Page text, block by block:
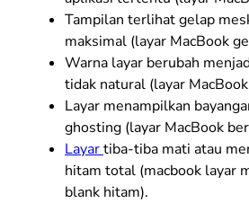
Tampilan terlihat gelap
maksimal (layar MacBook
Warna layar berubah
tidak natural (layar
Layar menampilkan
ghosting (layar MacBook
Layartiba-tiba mati atau
hitam total (macbook layar
blank hitam).